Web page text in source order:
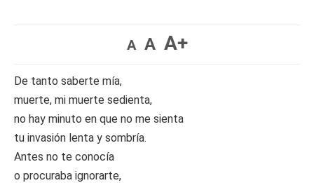
A A A+
De tanto saberte mía,
muerte, mi muerte sedienta,
no hay minuto en que no me sienta
tu invasión lenta y sombría.
Antes no te conocía
o procuraba ignorarte,